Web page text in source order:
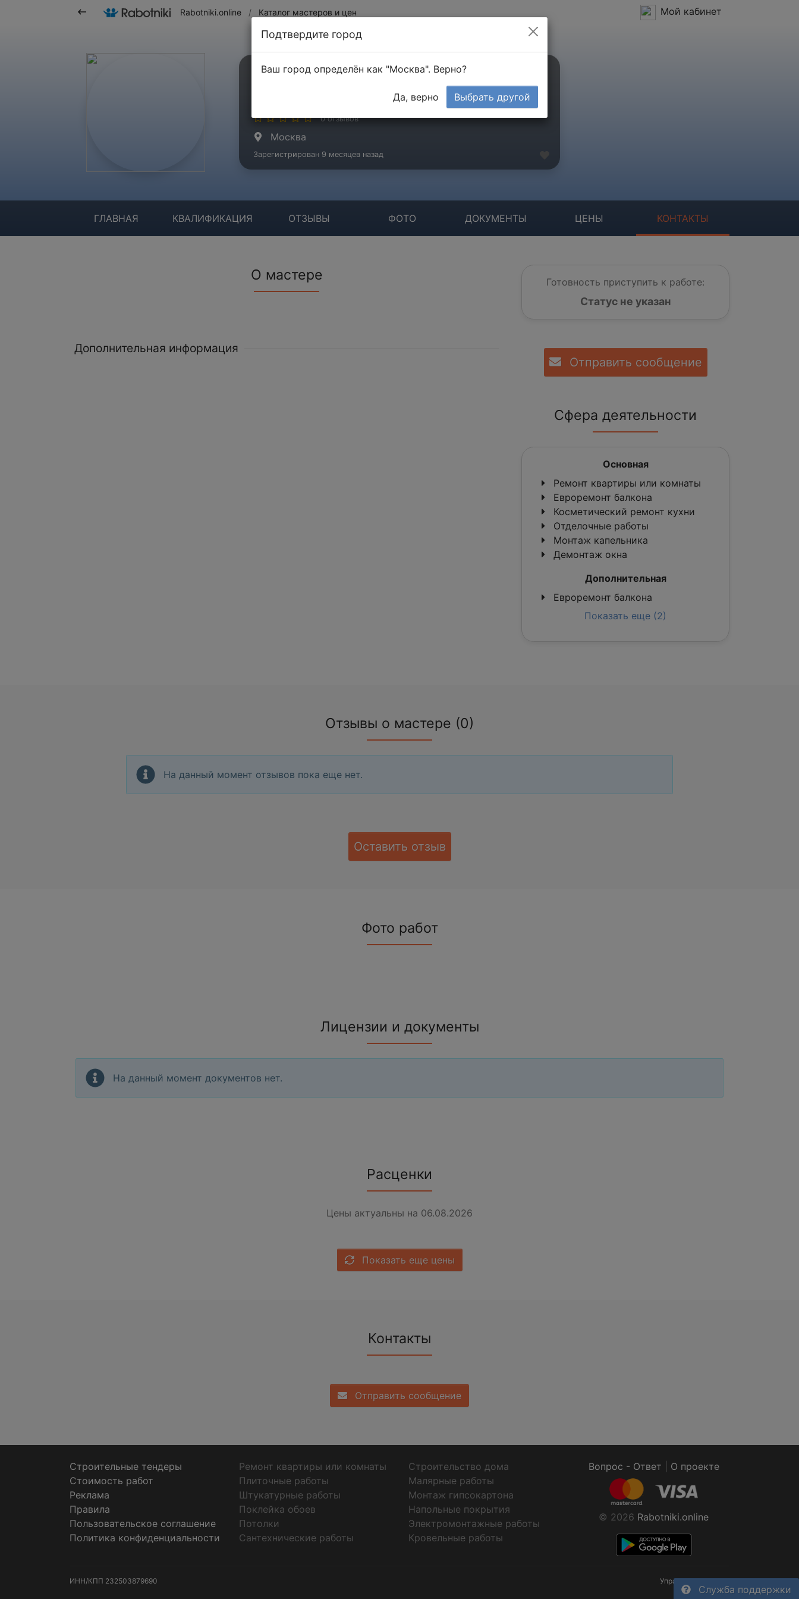
Rabotniki.online / Каталог мастеров и цен Мой кабинет
Бородич Сергей
0 отзывов
Москва
Зарегистрирован 9 месяцев назад
ГЛАВНАЯ КВАЛИФИКАЦИЯ ОТЗЫВЫ ФОТО ДОКУМЕНТЫ ЦЕНЫ КОНТАКТЫ
О мастере
Дополнительная информация
Готовность приступить к работе:
Статус не указан
Отправить сообщение
Сфера деятельности
Основная
Ремонт квартиры или комнаты
Евроремонт балкона
Косметический ремонт кухни
Отделочные работы
Монтаж капельника
Демонтаж окна
Дополнительная
Евроремонт балкона
Показать еще (2)
Отзывы о мастере (0)
На данный момент отзывов пока еще нет.
Оставить отзыв
Фото работ
Лицензии и документы
На данный момент документов нет.
Расценки
Цены актуальны на 06.08.2026
Показать еще цены
Контакты
Отправить сообщение
Служба поддержки
Строительные тендеры
Стоимость работ
Реклама
Правила
Пользовательское соглашение
Политика конфиденциальности
Ремонт квартиры или комнаты
Строительство дома
Плиточные работы
Малярные работы
Штукатурные работы
Монтаж гипсокартона
Поклейка обоев
Напольные покрытия
Потолки
Электромонтажные работы
Сантехнические работы
Кровельные работы
Вопрос - Ответ О проекте
© 2026 Rabotniki.online
ИНН/КПП 232503879690 Управление cookies
Подтвердите город
Ваш город определён как "Москва". Верно?
Да, верно Выбрать другой